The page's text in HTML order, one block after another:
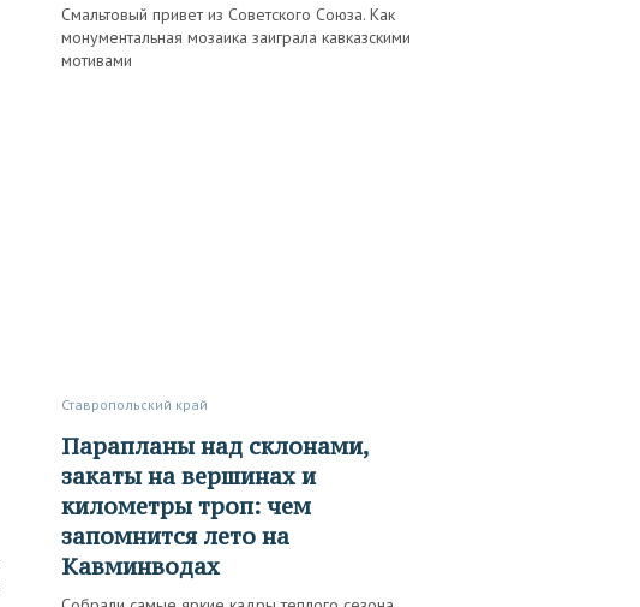
Смальтовый привет из Советского Союза. Как
монументальная мозаика заиграла кавказскими
мотивами
Ставропольский край
Парапланы над склонами,
закаты на вершинах и
километры троп: чем
запомнится лето на
Кавминводах